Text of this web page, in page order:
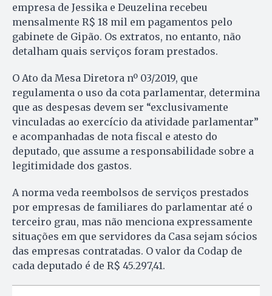
empresa de Jessika e Deuzelina recebeu
mensalmente R$ 18 mil em pagamentos pelo
gabinete de Gipão. Os extratos, no entanto, não
detalham quais serviços foram prestados.
O Ato da Mesa Diretora nº 03/2019, que
regulamenta o uso da cota parlamentar, determina
que as despesas devem ser “exclusivamente
vinculadas ao exercício da atividade parlamentar”
e acompanhadas de nota fiscal e atesto do
deputado, que assume a responsabilidade sobre a
legitimidade dos gastos.
A norma veda reembolsos de serviços prestados
por empresas de familiares do parlamentar até o
terceiro grau, mas não menciona expressamente
situações em que servidores da Casa sejam sócios
das empresas contratadas. O valor da Codap de
cada deputado é de R$ 45.297,41.